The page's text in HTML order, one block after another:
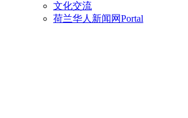
文化交流
荷兰华人新闻网Portal